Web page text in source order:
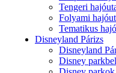
Tengeri
Folyami
Tematikus
Disneyland Párizs
Disneyland
Disney